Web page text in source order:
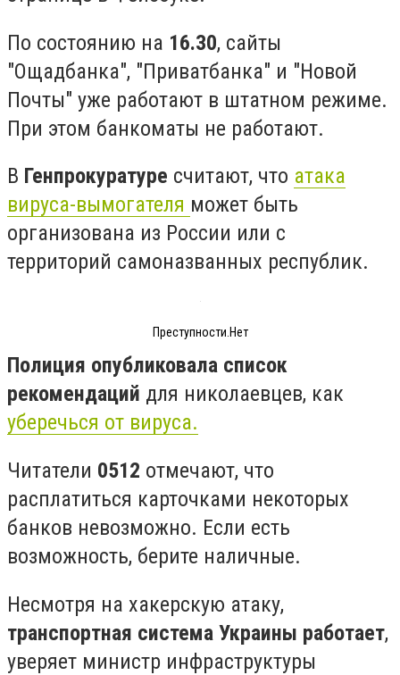
По состоянию на 16.30, сайты
"Ощадбанка", "Приватбанка" и "Новой
Почты" уже работают в штатном режиме.
При этом банкоматы не работают.
В Генпрокуратуре считают, что атака
вируса-вымогателя может быть
организована из России или с
территорий самоназванных республик.
Преступности.Нет
Полиция опубликовала список
рекомендаций для николаевцев, как
уберечься от вируса.
Читатели 0512 отмечают, что
расплатиться карточками некоторых
банков невозможно. Если есть
возможность, берите наличные.
Несмотря на хакерскую атаку,
транспортная система Украины работает,
уверяет министр инфраструктуры